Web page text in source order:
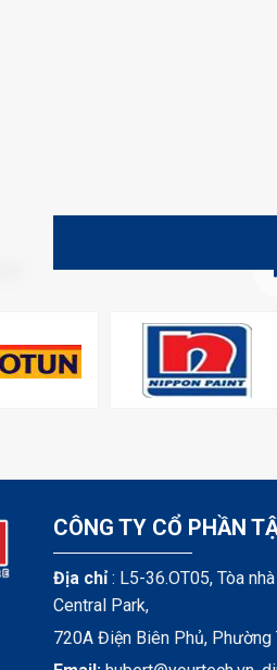
Construction of new
CÔNG TY CỔ PHẦN
Địa chỉ: L5-36.OT05, Tòa
Central Park,
720A Điện Biên Phủ, Phường